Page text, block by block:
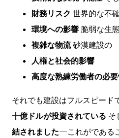
財務リスク 世界的な不
環境への影響 脆弱な生
複雑な物流砂漠建設の
人権と社会的影響
高度な熟練労働者の必
それでも建設はフルスピード
十億ドルが投資されている そ
結されました—これがである